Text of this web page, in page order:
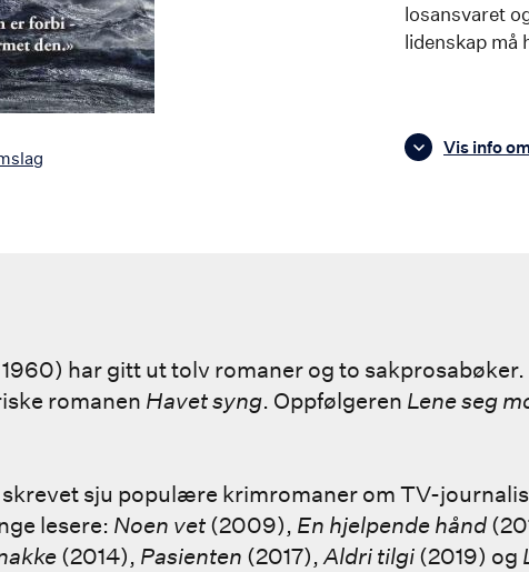
losansvaret
lidenskap må
Vis info
har gitt ut tolv romaner og to
romanen Havet syng. Oppfølgeren Lene seg
skrevet sju populære krimromaner om TV-
lesere: Noen vet (2009), En hjelpende hånd
(2014), Pasienten (2017),Aldri tilgi (2019) og